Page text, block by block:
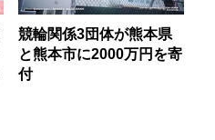
競輪関係3団体が熊本県
と熊本市に2000万円を寄
付